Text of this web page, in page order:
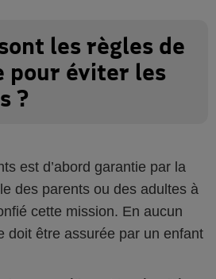
les règles de
pour éviter les
?
est d’abord garantie par la
des parents ou des adultes à
cette mission. En aucun
doit être assurée par un enfant